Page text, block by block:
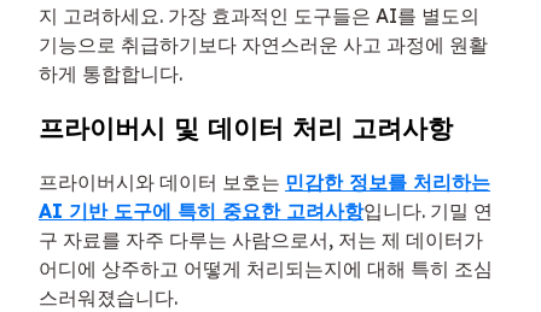
지 고려하세요. 가장 효과적인 도구들은 AI를 별도의
기능으로 취급하기보다 자연스러운 사고 과정에 원활
하게 통합합니다.
프라이버시 및 데이터 처리 고려사항
프라이버시와 데이터 보호는 민감한 정보를 처리하는
AI 기반 도구에 특히 중요한 고려사항입니다. 기밀 연
구 자료를 자주 다루는 사람으로서, 저는 제 데이터가
어디에 상주하고 어떻게 처리되는지에 대해 특히 조심
스러워졌습니다.